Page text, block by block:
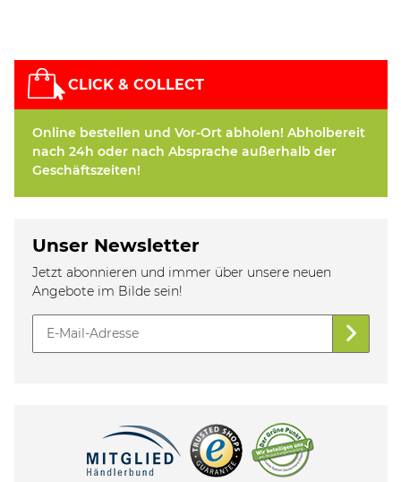
CLICK & COLLECT
Online bestellen und Vor-Ort abholen! Abholbereit
nach 24h oder nach Absprache außerhalb der
Geschäftszeiten!
Unser Newsletter
Jetzt abonnieren und immer über unsere neuen
Angebote im Bilde sein!